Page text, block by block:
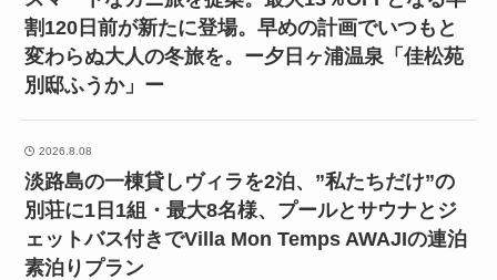
割120日前が新たに登場。早めの計画でいつもと
変わらぬ大人の冬旅を。ー夕日ヶ浦温泉「佳松苑
別邸ふうか」ー
2026.8.08
淡路島の一棟貸しヴィラを2泊、”私たちだけ”の
別荘に1日1組・最大8名様、プールとサウナとジ
ェットバス付きでVilla Mon Temps AWAJIの連泊
素泊りプラン